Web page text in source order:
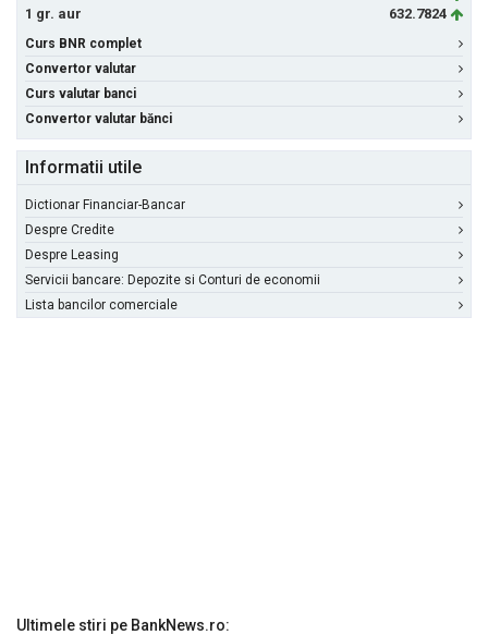
1 gr. aur
632.7824
Curs BNR complet
Convertor valutar
Curs valutar banci
Convertor valutar bănci
Informatii utile
Dictionar Financiar-Bancar
Despre Credite
Despre Leasing
Servicii bancare: Depozite si Conturi de economii
Lista bancilor comerciale
Ultimele stiri pe BankNews.ro: